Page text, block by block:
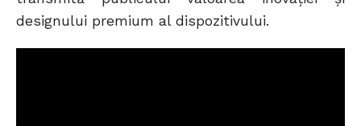
designului premium al dispozitivului.